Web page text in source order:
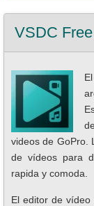
VSDC
videos de GoPro.
de vídeos para
rapida y comoda.
El editor de